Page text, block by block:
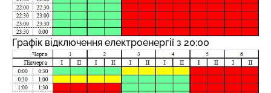
Графік відключення електроенергії з 20:00